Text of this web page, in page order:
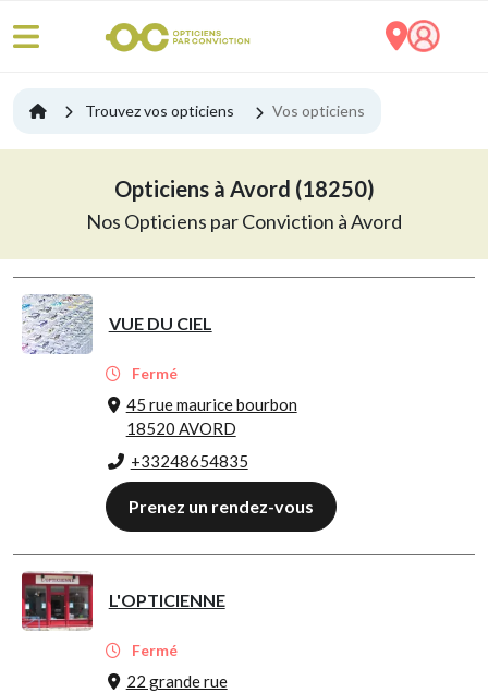
Trouvez vos opticiens Vos opticiens
Opticiens à Avord (18250)
Nos Opticiens par Conviction à Avord
VUE DU CIEL
Fermé
45 rue maurice bourbon
18520 AVORD
+33248654835
Prenez un rendez-vous
L'OPTICIENNE
Fermé
22 grande rue